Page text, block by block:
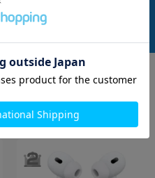
もっと見る